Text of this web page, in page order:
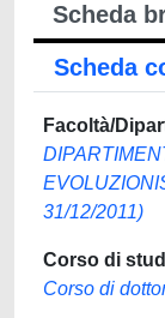
Scheda
Scheda
Facoltà/
31/12/2011)
Corso di
Corso di